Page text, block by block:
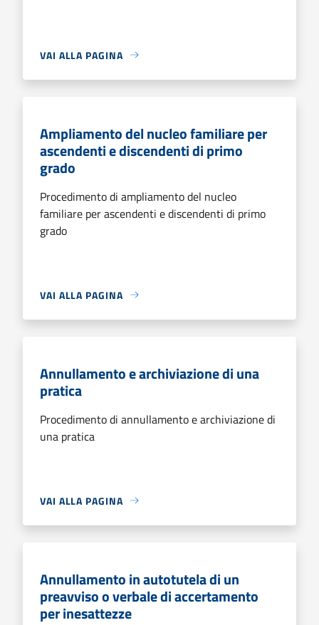
VAI ALLA PAGINA
Ampliamento del nucleo familiare per
ascendenti e discendenti di primo
grado
Procedimento di ampliamento del nucleo
familiare per ascendenti e discendenti di primo
grado
VAI ALLA PAGINA
Annullamento e archiviazione di una
pratica
Procedimento di annullamento e archiviazione di
una pratica
VAI ALLA PAGINA
Annullamento in autotutela di un
preavviso o verbale di accertamento
per inesattezze